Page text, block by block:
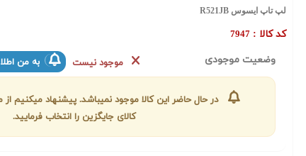
لپ تاپ ایسوس R521JB
کد کالا :7947
وضعیت موجودی موجود نیست به من
در حال حاضر این کالا موجود نمیباشد. پیشنهاد میکنیم
کالای جایگزین را انتخاب فرمایید.